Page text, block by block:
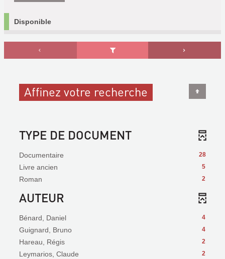
Disponible
Affinez votre recherche
TYPE DE DOCUMENT
28
Documentaire
5
Livre ancien
2
Roman
AUTEUR
4
Bénard, Daniel
4
Guignard, Bruno
2
Hareau, Régis
2
Leymarios, Claude